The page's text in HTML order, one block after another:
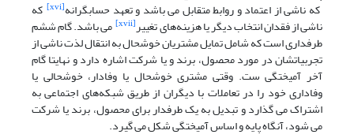
که ناشی از اعتماد و روابط متقابل می باشد و تعهد حسابگرانه[xvi] که
ناشی از فقدان انتخاب دیگر یا هزینه‌های تغییر[xvii] می باشد. گام ششم
طرفداری است که شامل تمایل مشتریان خوشحال به انتقال لذت ناشی از
تجربیاتشان در مورد محصول، برند و یا شرکت اشاره دارد و نهایتا گام
آخر آمیختگی ست. وقتی مشتری خوشحال یا وفادار، خوشحالی یا
وفاداری خود را در تعاملات با دیگران از طریق شبکه‌های اجتماعی به
اشتراک می گذارد و تبدیل به یک طرفدار برای محصول، برند یا شرکت
می شود، آنگاه پایه و اساس آمیختگی شکل می گیرد.